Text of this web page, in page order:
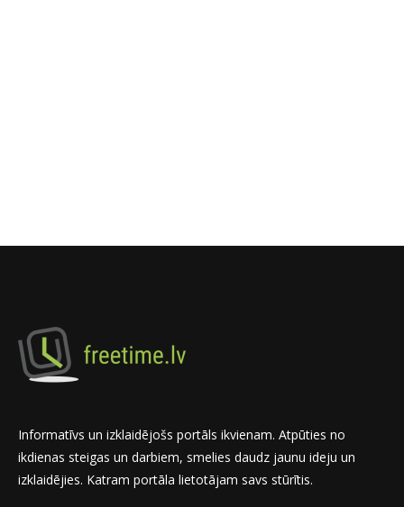
Informatīvs un izklaidējošs portāls ikvienam. Atpūties no
ikdienas steigas un darbiem, smelies daudz jaunu ideju un
izklaidējies. Katram portāla lietotājam savs stūrītis.